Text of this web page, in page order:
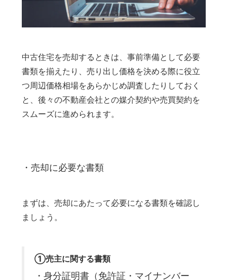
中古住宅を売却するときは、事前準備として必要
書類を揃えたり、売り出し価格を決める際に役立
つ周辺価格相場をあらかじめ調査したりしておく
と、後々の不動産会社との媒介契約や売買契約を
スムーズに進められます。
・売却に必要な書類
まずは、売却にあたって必要になる書類を確認し
ましょう。
①売主に関する書類
・身分証明書（免許証・マイナンバー